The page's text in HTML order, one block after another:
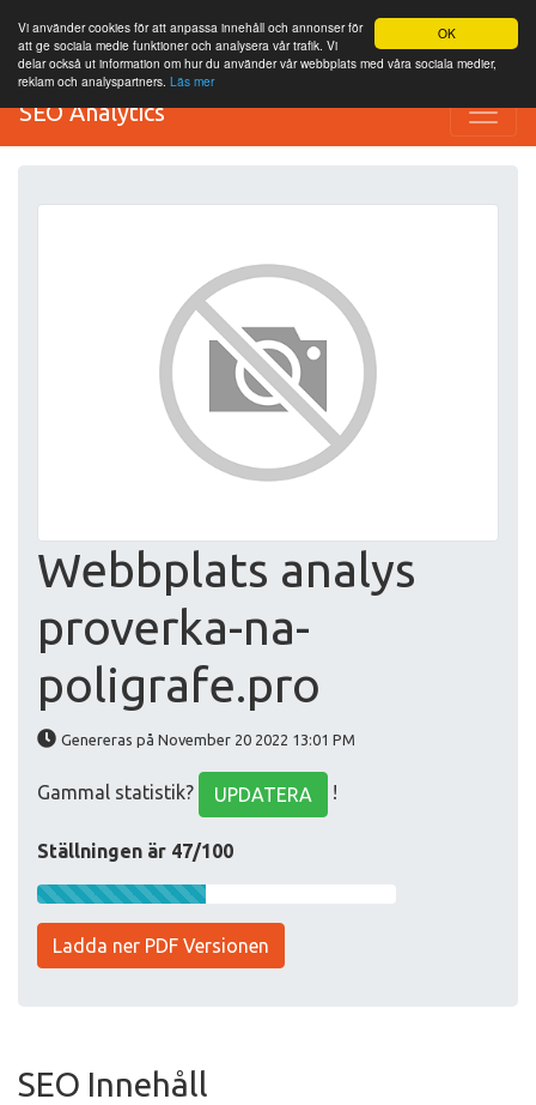
OK
Vi använder cookies för att anpassa innehåll och annonser för
att ge sociala medie funktioner och analysera vår trafik. Vi
delar också ut information om hur du använder vår webbplats med våra sociala medier,
reklam och analyspartners. Läs mer
SEO Analytics
Webbplats analys
proverka-na-
poligrafe.pro
Genereras på November 20 2022 13:01 PM
Gammal statistik? UPDATERA !
Ställningen är 47/100
Ladda ner PDF Versionen
SEO Innehåll